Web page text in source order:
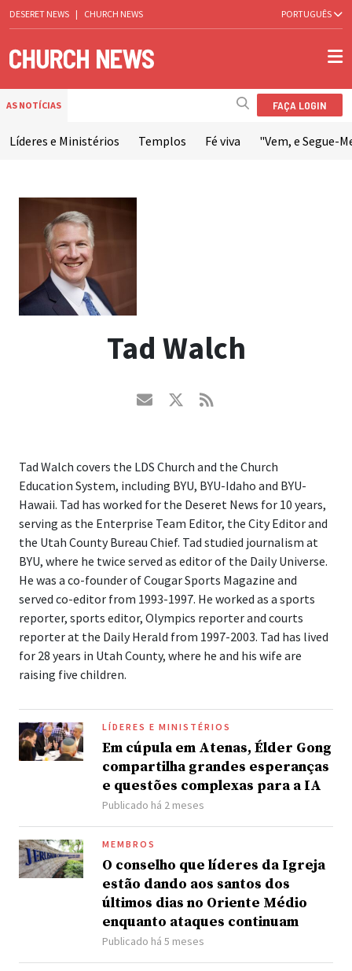
DESERET NEWS | CHURCH NEWS PORTUGUÊS
AS NOTÍCIAS FAÇA LOGIN
Líderes e Ministérios Templos Fé viva "Vem, e Segue-
Tad Walch
Tad Walch covers the LDS Church and the Church
Education System, including BYU, BYU-Idaho and BYU-
Hawaii. Tad has worked for the Deseret News for 10 years,
serving as the Enterprise Team Editor, the City Editor and
the Utah County Bureau Chief. Tad studied journalism at
BYU, where he twice served as editor of the Daily Universe.
He was a co-founder of Cougar Sports Magazine and
served co-editor from 1993-1997. He worked as a sports
reporter, sports editor, Olympics reporter and courts
reporter at the Daily Herald from 1997-2003. Tad has lived
for 28 years in Utah County, where he and his wife are
raising five children.
LÍDERES E MINISTÉRIOS
Em cúpula em Atenas, Élder Gong
compartilha grandes esperanças
e questões complexas para a IA
Publicado há 2 meses
MEMBROS
O conselho que líderes da Igreja
estão dando aos santos dos
últimos dias no Oriente Médio
enquanto ataques continuam
Publicado há 5 meses